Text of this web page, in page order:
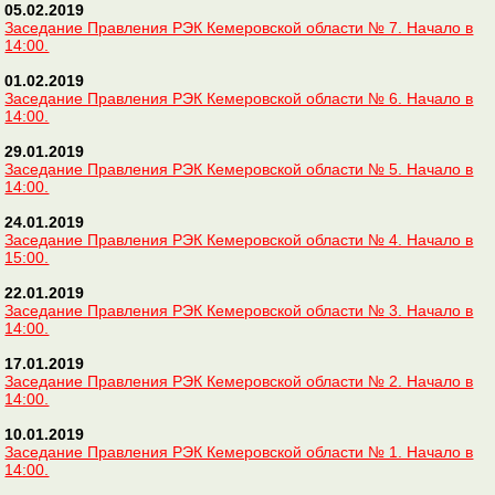
05.02.2019
Заседание Правления РЭК Кемеровской области № 7. Начало в
14:00.
01.02.2019
Заседание Правления РЭК Кемеровской области № 6. Начало в
14:00.
29.01.2019
Заседание Правления РЭК Кемеровской области № 5. Начало в
14:00.
24.01.2019
Заседание Правления РЭК Кемеровской области № 4. Начало в
15:00.
22.01.2019
Заседание Правления РЭК Кемеровской области № 3. Начало в
14:00.
17.01.2019
Заседание Правления РЭК Кемеровской области № 2. Начало в
14:00.
10.01.2019
Заседание Правления РЭК Кемеровской области № 1. Начало в
14:00.